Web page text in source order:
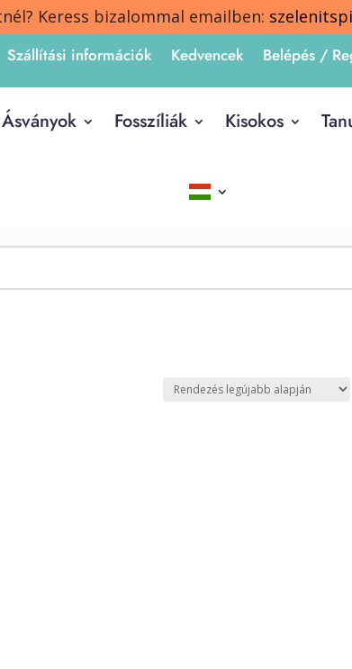
Keress bizalommal emailben:
Szállítási információk Kedvencek Belépés /
Ásványok Fosszíliák Kisokos